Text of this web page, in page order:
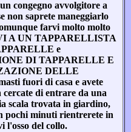
congegno avvolgitore a
non saprete maneggiarlo
farvi molto molto
A UN TAPPARELLISTA
e
DI TAPPARELLE E
DELLE
fuori di casa e avete
di entrare da una
scala trovata in giardino,
pochi minuti rientrerete in
l'osso del collo.